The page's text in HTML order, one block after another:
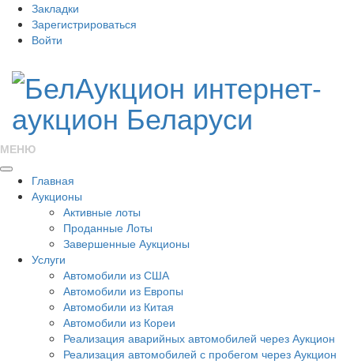
Закладки
Зарегистрироваться
Войти
МЕНЮ
Главная
Аукционы
Активные лоты
Проданные Лоты
Завершенные Аукционы
Услуги
Автомобили из США
Автомобили из Европы
Автомобили из Китая
Автомобили из Кореи
Реализация аварийных автомобилей через Аукцион
Реализация автомобилей с пробегом через Аукцион